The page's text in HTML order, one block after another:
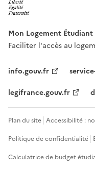
Mon Logement Étudiant
Faciliter l'accès au
info.gouv.fr
legifrance.gouv.fr
Plan du site Accessibilité :
Politique de confidentialité
Calculatrice de budget